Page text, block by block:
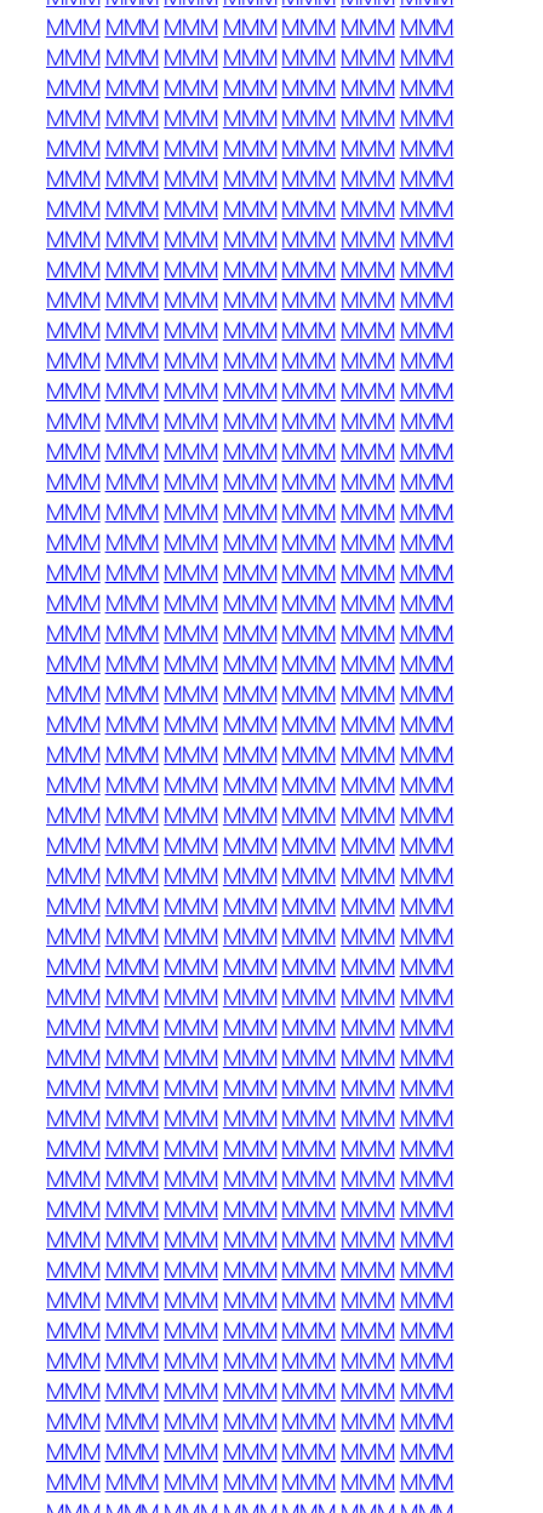
MMM MMMMMMMMMMMMMMM MMM
MMM MMMMMMMMMMMMMMM MMM
MMM MMMMMMMMMMMMMMM MMM
MMM MMMMMMMMMMMMMMM MMM
MMM MMMMMMMMMMMMMMM MMM
MMM MMMMMMMMMMMMMMM MMM
MMM MMMMMMMMMMMMMMM MMM
MMM MMMMMMMMMMMMMMM MMM
MMM MMMMMMMMMMMMMMM MMM
MMM MMMMMMMMMMMMMMM MMM
MMM MMMMMMMMMMMMMMM MMM
MMM MMMMMMMMMMMMMMM MMM
MMM MMMMMMMMMMMMMMM MMM
MMM MMMMMMMMMMMMMMM MMM
MMM MMMMMMMMMMMMMMM MMM
MMM MMMMMMMMMMMMMMM MMM
MMM MMMMMMMMMMMMMMM MMM
MMM MMMMMMMMMMMMMMM MMM
MMM MMMMMMMMMMMMMMM MMM
MMM MMMMMMMMMMMMMMM MMM
MMM MMMMMMMMMMMMMMM MMM
MMM MMMMMMMMMMMMMMM MMM
MMM MMMMMMMMMMMMMMM MMM
MMM MMMMMMMMMMMMMMM MMM
MMM MMMMMMMMMMMMMMM MMM
MMM MMMMMMMMMMMMMMM MMM
MMM MMMMMMMMMMMMMMM MMM
MMM MMMMMMMMMMMMMMM MMM
MMM MMMMMMMMMMMMMMM MMM
MMM MMMMMMMMMMMMMMM MMM
MMM MMMMMMMMMMMMMMM MMM
MMM MMMMMMMMMMMMMMM MMM
MMM MMMMMMMMMMMMMMM MMM
MMM MMMMMMMMMMMMMMM MMM
MMM MMMMMMMMMMMMMMM MMM
MMM MMMMMMMMMMMMMMM MMM
MMM MMMMMMMMMMMMMMM MMM
MMM MMMMMMMMMMMMMMM MMM
MMM MMMMMMMMMMMMMMM MMM
MMM MMMMMMMMMMMMMMM MMM
MMM MMMMMMMMMMMMMMM MMM
MMM MMMMMMMMMMMMMMM MMM
MMM MMMMMMMMMMMMMMM MMM
MMM MMMMMMMMMMMMMMM MMM
MMM MMMMMMMMMMMMMMM MMM
MMM MMMMMMMMMMMMMMM MMM
MMM MMMMMMMMMMMMMMM MMM
MMM MMMMMMMMMMMMMMM MMM
MMM MMMMMMMMMMMMMMM MMM